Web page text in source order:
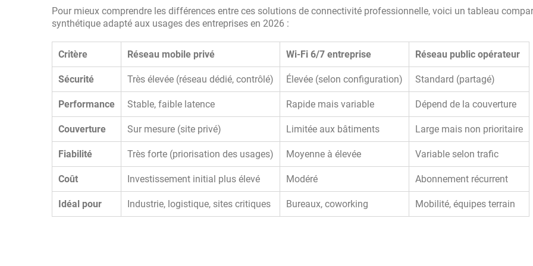
Pour mieux comprendre les différences entre ces solutions de connectivité professionnelle, voici un tableau
synthétique adapté aux usages des entreprises en 2026 :
Critère Réseau mobile privé Wi-Fi 6/7 entreprise Réseau public opérateur
Sécurité Très élevée (réseau dédié, contrôlé) Élevée (selon configuration) Standard (partagé)
Performance Stable, faible latence Rapide mais variable Dépend de la couverture
Couverture Sur mesure (site privé) Limitée aux bâtiments Large mais non prioritaire
Fiabilité Très forte (priorisation des usages) Moyenne à élevée Variable selon trafic
Coût Investissement initial plus élevé Modéré Abonnement récurrent
Idéal pour Industrie, logistique, sites critiques Bureaux, coworking Mobilité, équipes terrain